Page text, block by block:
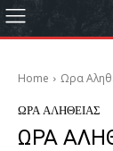
Home Ωρα
ΩΡΑ ΑΛΗΘΕΙΑΣ
ΩΡΑ